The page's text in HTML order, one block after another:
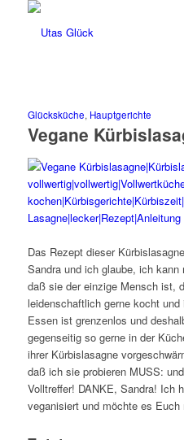
Glücksküche, Hauptgerichte
Vegane
Das Rezept dieser
Sandra und ich glaube, ich
daß sie der einzige Mensch ist,
leidenschaftlich gerne kocht
Essen ist grenzenlos und
gegenseitig so gerne in der
ihrer Kürbislasagne
daß ich sie probieren MUSS:
Volltreffer! DANKE, Sandra! Ich
veganisiert und möchte es